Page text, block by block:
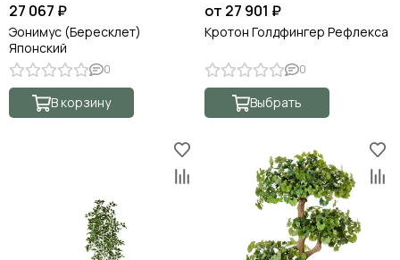
27 067 ₽
Эонимус (Бересклет)
Японский
0
В корзину
от 27 901 ₽
Кротон Голдфингер Рефлекса
0
Выбрать